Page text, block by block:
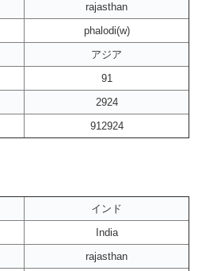
rajasthan
phalodi(w)
アジア
91
2924
912924
インド
India
rajasthan